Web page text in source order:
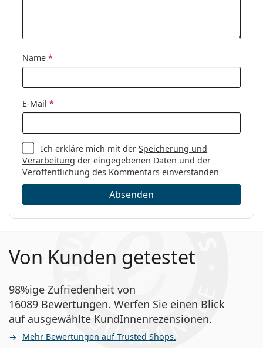
Name *
E-Mail *
Ich erkläre mich mit derSpeicherung und
Verarbeitung der eingegebenen Daten und der
Veröffentlichung des Kommentars einverstanden
Absenden
Von Kunden getestet
98%ige Zufriedenheit von
16089 Bewertungen. Werfen Sie einen Blick
auf ausgewählte KundInnenrezensionen.
Mehr Bewertungen auf Trusted Shops.